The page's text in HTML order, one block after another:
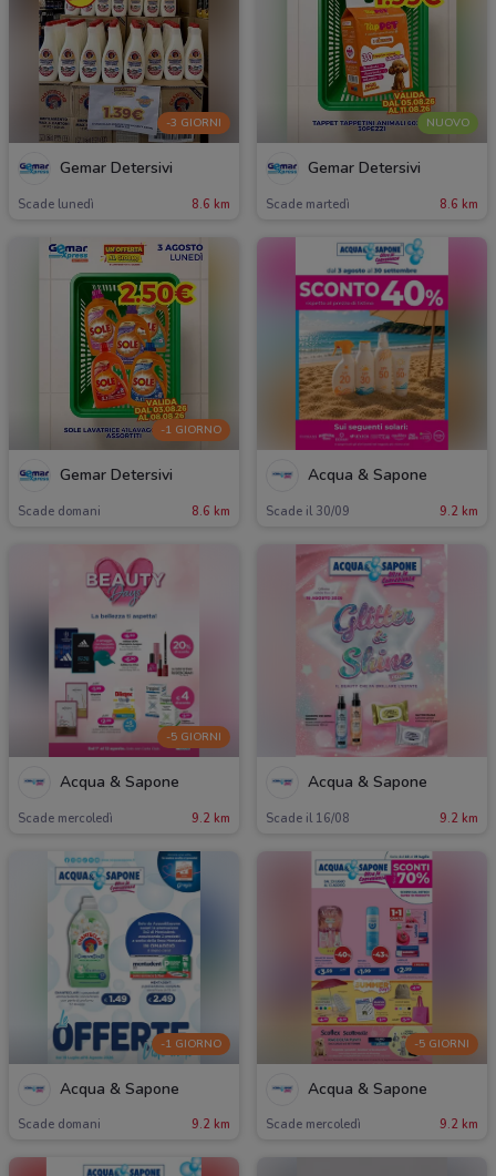
-3 GIORNI
Gemar Detersivi
Scade lunedì 8.6 km
NUOVO
Gemar Detersivi
Scade martedì 8.6 km
-1 GIORNO
Gemar Detersivi
Scade domani 8.6 km
Acqua & Sapone
Scade il 30/09 9.2 km
-5 GIORNI
Acqua & Sapone
Scade mercoledì 9.2 km
Acqua & Sapone
Scade il 16/08 9.2 km
-1 GIORNO
Acqua & Sapone
Scade domani 9.2 km
-5 GIORNI
Acqua & Sapone
Scade mercoledì 9.2 km